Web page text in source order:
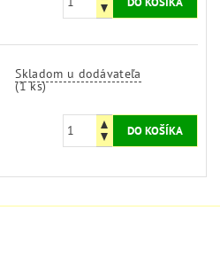
Skladom u dodávateľa
(1 ks)